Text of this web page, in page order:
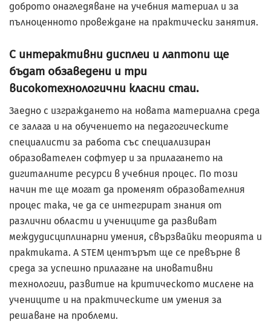
доброто онагледяване на учебния материал и за
пълноценното провеждане на практически занятия.
С интерактивни дисплеи и лаптопи ще
бъдат обзаведени и три
високотехнологични класни стаи.
Заедно с изграждането на новата материална среда
се залага и на обучението на педагогическите
специалисти за работа със специализиран
образователен софтуер и за прилагането на
дигиталните ресурси в учебния процес. По този
начин те ще могат да променят образователния
процес така, че да се интегрират знания от
различни области и учениците да развиват
междудисциплинарни умения, свързвайки теорията и
практиката. А STEM центърът ще се превърне в
среда за успешно прилагане на иновативни
технологии, развитие на критическото мислене на
учениците и на практическите им умения за
решаване на проблеми.